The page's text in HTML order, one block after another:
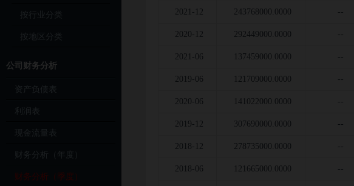
按行业分类
按地区分类
公司财务分析
资产负债表
利润表
现金流量表
财务分析（年度）
财务分析（季度）
2021-12 243768000.0000 --
2020-12 292449000.0000 --
2021-06 137459000.0000 --
2019-06 121709000.0000 --
2020-06 141022000.0000 --
2019-12 307690000.0000 --
2018-12 278735000.0000 --
2018-06 121665000.0000 --